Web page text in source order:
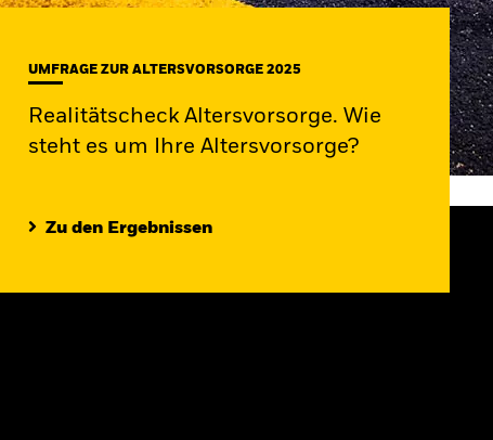
UMFRAGE ZUR ALTERSVORSORGE 2025
Realitätscheck Altersvorsorge. Wie
steht es um Ihre Altersvorsorge?
Zu den Ergebnissen